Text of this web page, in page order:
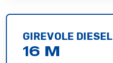
GIREVOLE DIESEL
16 M